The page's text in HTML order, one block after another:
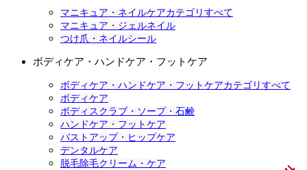
マニキュア・ネイルケアカテゴリすべて
マニキュア・ジェルネイル
つけ爪・ネイルシール
ボディケア・ハンドケア・フットケア
ボディケア・ハンドケア・フットケアカテゴリすべて
ボディケア
ボディスクラブ・ソープ・石鹸
ハンドケア・フットケア
バストアップ・ヒップケア
デンタルケア
脱毛除毛クリーム・ケア